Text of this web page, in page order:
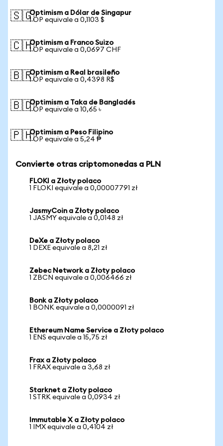
🇸🇬Optimism a Dólar de Singapur
1 OP equivale a 0,1103 $
🇨🇭Optimism a Franco Suizo
1 OP equivale a 0,0697 CHF
🇧🇷Optimism a Real brasileño
1 OP equivale a 0,4398 R$
🇧🇩Optimism a Taka de Bangladés
1 OP equivale a 10,65 ৳
🇵🇭Optimism a Peso Filipino
1 OP equivale a 5,24 ₱
Convierte otras criptomonedas a PLN
FLOKI a Złoty polaco
1 FLOKI equivale a 0,00007791 zł
JasmyCoin a Złoty polaco
1 JASMY equivale a 0,0148 zł
DeXe a Złoty polaco
1 DEXE equivale a 8,21 zł
Zebec Network a Złoty polaco
1 ZBCN equivale a 0,006466 zł
Bonk a Złoty polaco
1 BONK equivale a 0,0000091 zł
Ethereum Name Service a Złoty polaco
1 ENS equivale a 15,75 zł
Frax a Złoty polaco
1 FRAX equivale a 3,68 zł
Starknet a Złoty polaco
1 STRK equivale a 0,0934 zł
Immutable X a Złoty polaco
1 IMX equivale a 0,4104 zł